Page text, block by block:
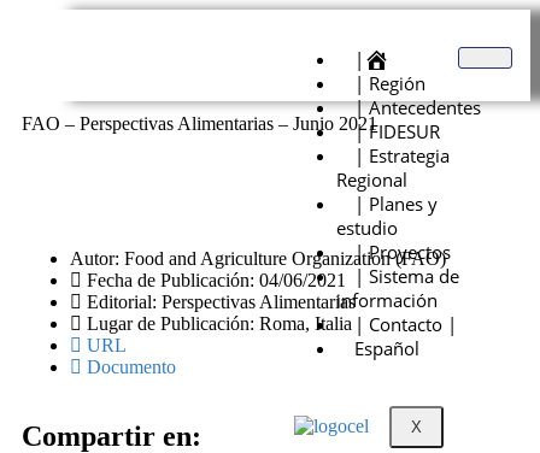
|
| Región
| Antecedentes
| FIDESUR
| Estrategia
Regional
| Planes y
estudio
| Proyectos
| Sistema de
información
| Contacto |
Español
X
FAO – Perspectivas Alimentarias – Junio 2021
Autor: Food and Agriculture Organization (FAO)
Fecha de Publicación: 04/06/2021
Editorial: Perspectivas Alimentarias
Lugar de Publicación: Roma, Italia
URL
Documento
Compartir en: